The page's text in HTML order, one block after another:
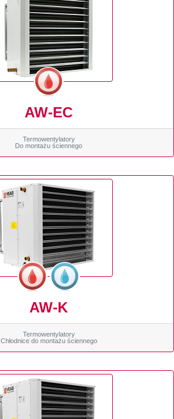
AW-EC
Termowentylatory
Do montażu ściennego
AW-K
Termowentylatory
Chłodnice do montażu ściennego